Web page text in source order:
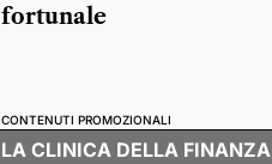
fortunale
CONTENUTI PROMOZIONALI
LA CLINICA DELLA FINANZA